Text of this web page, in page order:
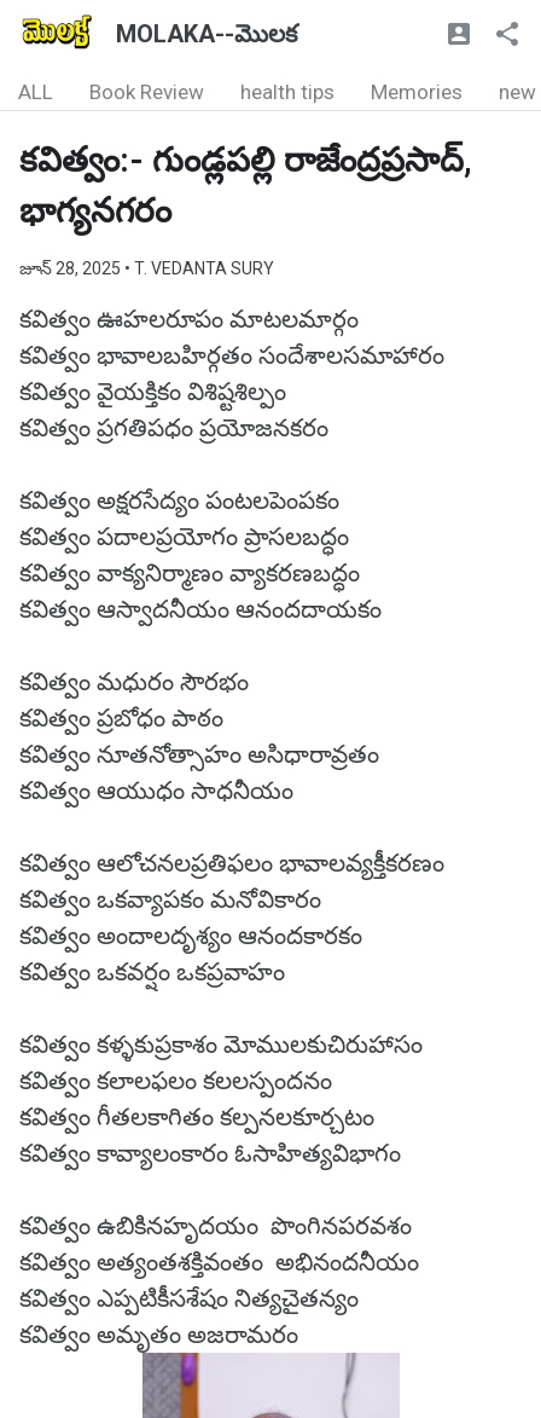
MOLAKA--మొలక
ALL Book Review health tips Memories new
కవిత్వం:- గుండ్లపల్లి రాజేంద్రప్రసాద్,
భాగ్యనగరం
జూన్ 28, 2025 • T. VEDANTA SURY
కవిత్వం ఊహలరూపం మాటలమార్గం
కవిత్వం భావాలబహిర్గతం సందేశాలసమాహారం
కవిత్వం వైయక్తికం విశిష్టశిల్పం
కవిత్వం ప్రగతిపధం ప్రయోజనకరం
కవిత్వం అక్షరసేద్యం పంటలపెంపకం
కవిత్వం పదాలప్రయోగం ప్రాసలబద్ధం
కవిత్వం వాక్యనిర్మాణం వ్యాకరణబద్ధం
కవిత్వం ఆస్వాదనీయం ఆనందదాయకం
కవిత్వం మధురం సౌరభం
కవిత్వం ప్రబోధం పాఠం
కవిత్వం నూతనోత్సాహం అసిధారావ్రతం
కవిత్వం ఆయుధం సాధనీయం
కవిత్వం ఆలోచనలప్రతిఫలం భావాలవ్యక్తీకరణం
కవిత్వం ఒకవ్యాపకం మనోవికారం
కవిత్వం అందాలదృశ్యం ఆనందకారకం
కవిత్వం ఒకవర్షం ఒకప్రవాహం
కవిత్వం కళ్ళకుప్రకాశం మోములకుచిరుహాసం
కవిత్వం కలాలఫలం కలలస్పందనం
కవిత్వం గీతలకాగితం కల్పనలకూర్చటం
కవిత్వం కావ్యాలంకారం ఓసాహిత్యవిభాగం
కవిత్వం ఉబికినహృదయం పొంగినపరవశం
కవిత్వం అత్యంతశక్తివంతం అభినందనీయం
కవిత్వం ఎప్పటికీసశేషం నిత్యచైతన్యం
కవిత్వం అమృతం అజరామరం